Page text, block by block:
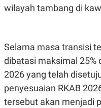
E
P
R
A
D
T
S
I
N
G
K
wilayah tambang di
Selama masa transisi
dibatasi maksimal 25%
2026 yang telah
penyesuaian RKAB
tersebut akan menjadi